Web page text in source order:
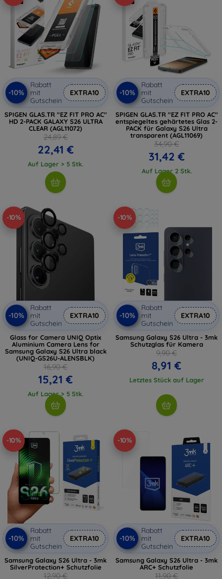
-10%
Rabatt
mit
Gutschein
EXTRA10
SPIGEN GLAS.TR "EZ FIT PRO AC"
HD 2-PACK GALAXY S26 ULTRA
CLEAR (AGL11072)
24,89 €
22,41 €
Auf Lager > 5 Stk.
-10%
Rabatt
mit
Gutschein
EXTRA10
SPIGEN GLAS.TR "EZ FIT PRO AC"
entspiegeltes gehärtetes Glas 2-
PACK für Galaxy S26 Ultra
transparent (AGL11069)
34,90 €
31,42 €
Auf Lager 2 Stk.
-10%
-10%
Rabatt
mit
Gutschein
EXTRA10
Glass for Camera UNIQ Optix
Aluminium Camera Lens for
Samsung Galaxy S26 Ultra black
(UNIQ-GS26U-ALENSBLK)
16,90 €
15,21 €
Auf Lager > 5 Stk.
-10%
-10%
Rabatt
mit
Gutschein
EXTRA10
Samsung Galaxy S26 Ultra - 3mk
Schutzglas für Kamera
9,90 €
8,91 €
Letztes Stück auf Lager
-10%
-10%
Rabatt
mit
Gutschein
EXTRA10
Samsung Galaxy S26 Ultra - 3mk
SilverProtection+ Schutzfolie
12,90 €
-10%
-10%
Rabatt
mit
Gutschein
EXTRA10
Samsung Galaxy S26 Ultra - 3mk
ARC+ Schutzfolie
11,90 €